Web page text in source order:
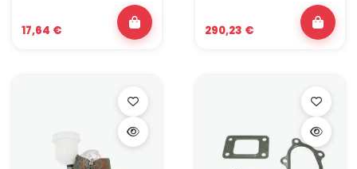
17,64 € 290,23 €